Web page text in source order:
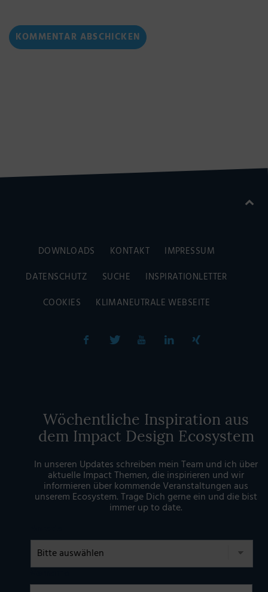
DOWNLOADS KONTAKT
IMPRESSUM
DATENSCHUTZ
SUCHE
INSPIRATIONLETTER
COOKIES
KLIMANEUTRALE WEBSEITE
Wöchentliche Inspiration aus
dem Impact Design Ecosystem
In unseren Updates schreiben mein Team und ich über
aktuelle Impact Themen, die inspirieren und wir
informieren über kommende Veranstaltungen aus
unserem Ecosystem. Trage Dich gerne ein und die bist
immer up to date.